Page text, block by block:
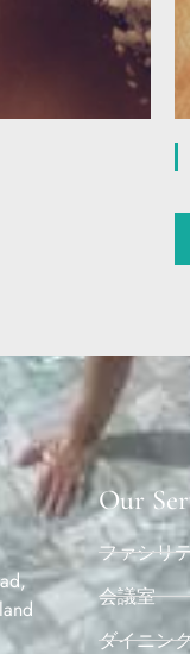
Our
ファシリ
会議室
ダイニン